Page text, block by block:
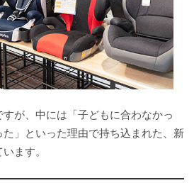
が、中には「子どもに合わなかっ
」といった理由で持ち込まれた、新
ます。